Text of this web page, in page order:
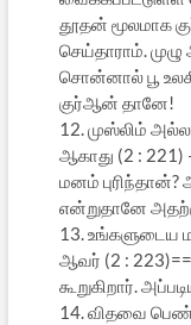
தூதன் மூலமாக
செய்தாராம்.
சொன்னால் பூ
குர்ஆன் தானே!
12. முஸ்லிம்
ஆகாது (2 :
மனம்
என்றுதானே
13. உங்களுடைய
ஆவர் (2 :
கூறுகிறார்.
14. விதவை